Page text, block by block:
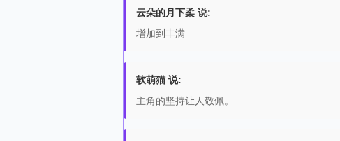
云朵的月下柔 说:
增加到丰满
软萌猫 说:
主角的坚持让人敬佩。